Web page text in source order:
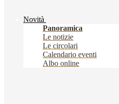
Novità
Panoramica
Le notizie
Le circolari
Calendario eventi
Albo online